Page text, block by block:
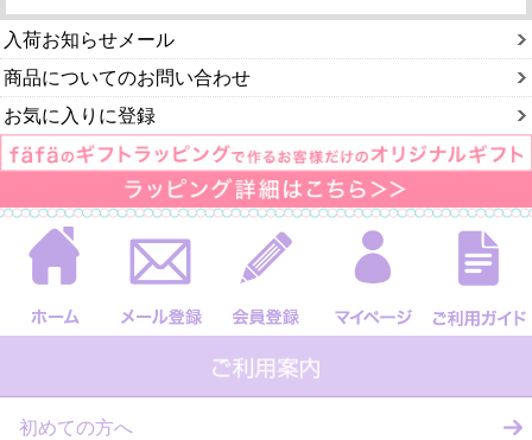
入荷お知らせメール
商品についてのお問い合わせ
お気に入りに登録
初めての方へ